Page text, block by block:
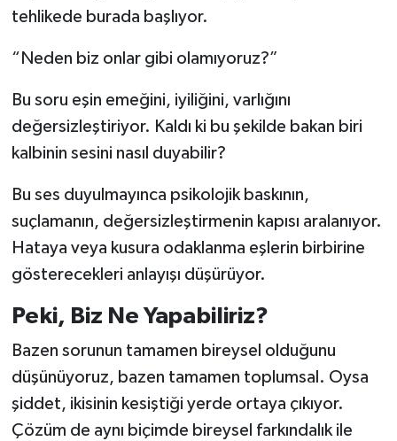
tehlikede burada başlıyor.
“Neden biz onlar gibi olamıyoruz?”
Bu soru eşin emeğini, iyiliğini, varlığını
değersizleştiriyor. Kaldı ki bu şekilde bakan biri
kalbinin sesini nasıl duyabilir?
Bu ses duyulmayınca psikolojik baskının,
suçlamanın, değersizleştirmenin kapısı aralanıyor.
Hataya veya kusura odaklanma eşlerin birbirine
gösterecekleri anlayışı düşürüyor.
Peki, Biz Ne Yapabiliriz?
Bazen sorunun tamamen bireysel olduğunu
düşünüyoruz, bazen tamamen toplumsal. Oysa
şiddet, ikisinin kesiştiği yerde ortaya çıkıyor.
Çözüm de aynı biçimde bireysel farkındalık ile